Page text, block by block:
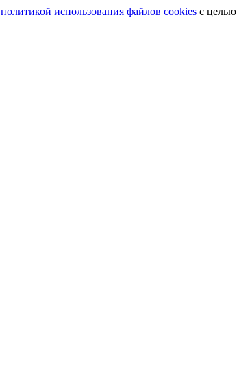
политикой использования файлов cookies с целью